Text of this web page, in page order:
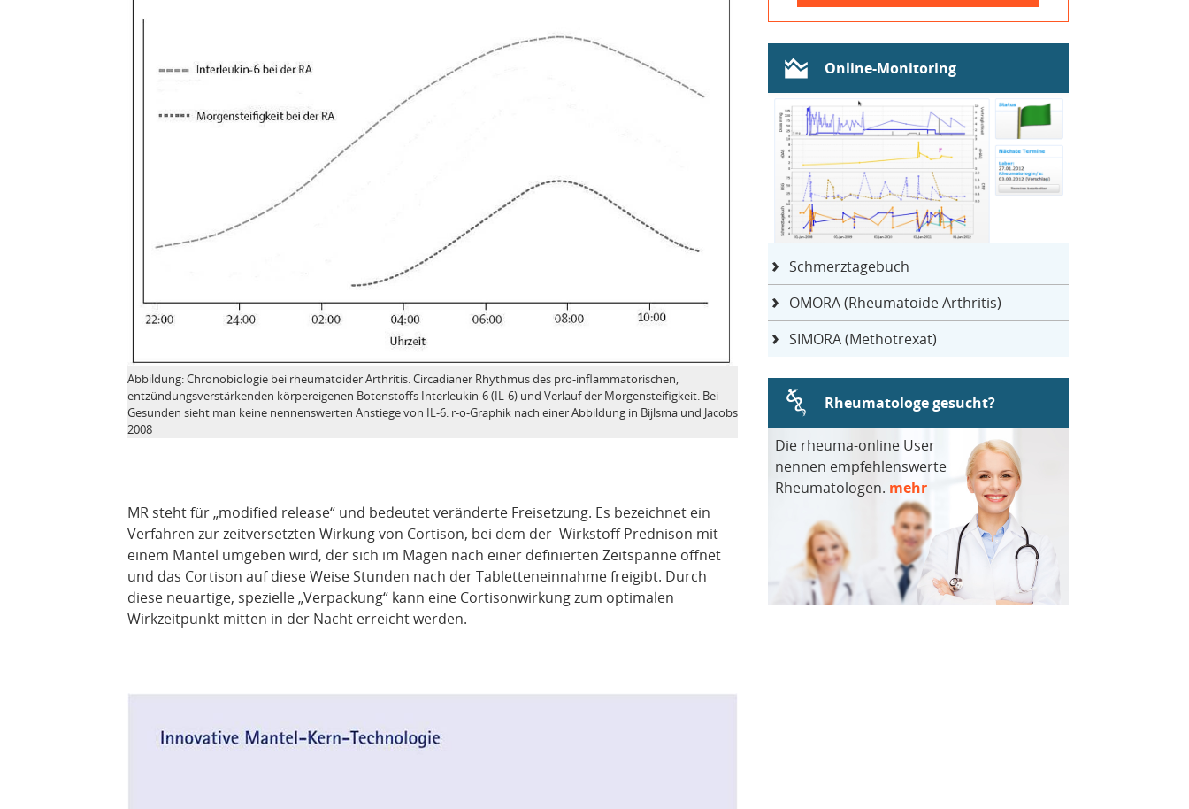
Abbildung: Chronobiologie bei rheumatoider Arthritis. Circadianer Rhythmus des pro-inflammatorischen,
entzündungsverstärkenden körpereigenen Botenstoffs Interleukin-6 (IL-6) und Verlauf der Morgensteifigkeit. Bei
Gesunden sieht man keine nennenswerten Anstiege von IL-6. r-o-Graphik nach einer Abbildung in Bijlsma und Jacobs
2008
MR steht für „modified release“ und bedeutet veränderte Freisetzung. Es bezeichnet ein
Verfahren zur zeitversetzten Wirkung von Cortison, bei dem der Wirkstoff Prednison mit
einem Mantel umgeben wird, der sich im Magen nach einer definierten Zeitspanne öffnet
und das Cortison auf diese Weise Stunden nach der Tabletteneinnahme freigibt. Durch
diese neuartige, spezielle „Verpackung“ kann eine Cortisonwirkung zum optimalen
Wirkzeitpunkt mitten in der Nacht erreicht werden.
Online-Monitoring
Schmerztagebuch
OMORA (Rheumatoide Arthritis)
SIMORA (Methotrexat)
Rheumatologe gesucht?
Die rheuma-online User
nennen empfehlenswerte
Rheumatologen. mehr